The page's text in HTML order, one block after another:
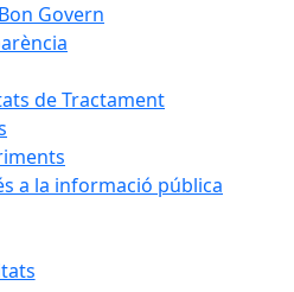
Govern
de Tractament
a la informació pública